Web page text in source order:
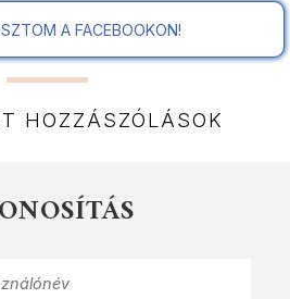
A FACEBOOKON!
HOZZÁSZÓLÁSOK